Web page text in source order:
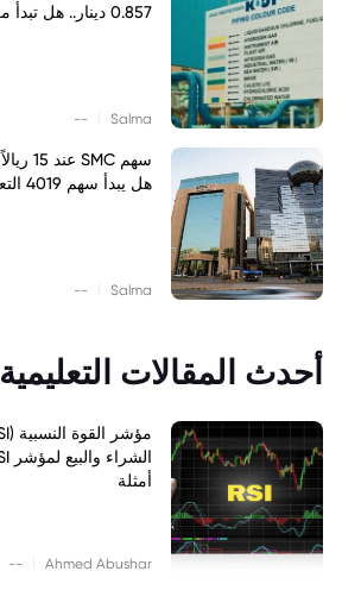
0.857 دينار.. هل تبدأ مرحلة تعافٍ جديدة؟
Salma
--
هل يبدأ سهم 4019 التعافي؟
Salma
--
أحدث المقالات التعليمية
أمثلة
Ahmed Abushar
--